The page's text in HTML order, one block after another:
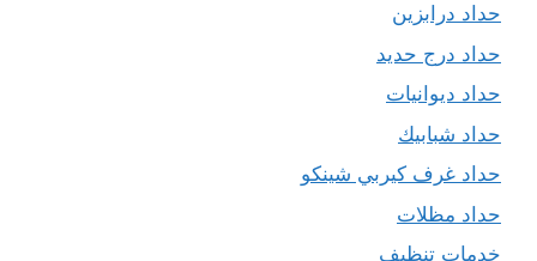
حداد درابزين
حداد درج حديد
حداد ديوانيات
حداد شبابيك
حداد غرف كيربي شينكو
حداد مظلات
خدمات تنظيف